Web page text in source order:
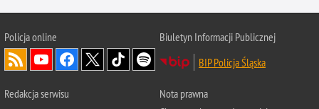
Policja online
Biuletyn Informacji Publicznej
BIP Policja Śląska
Redakcja serwisu
Nota prawna